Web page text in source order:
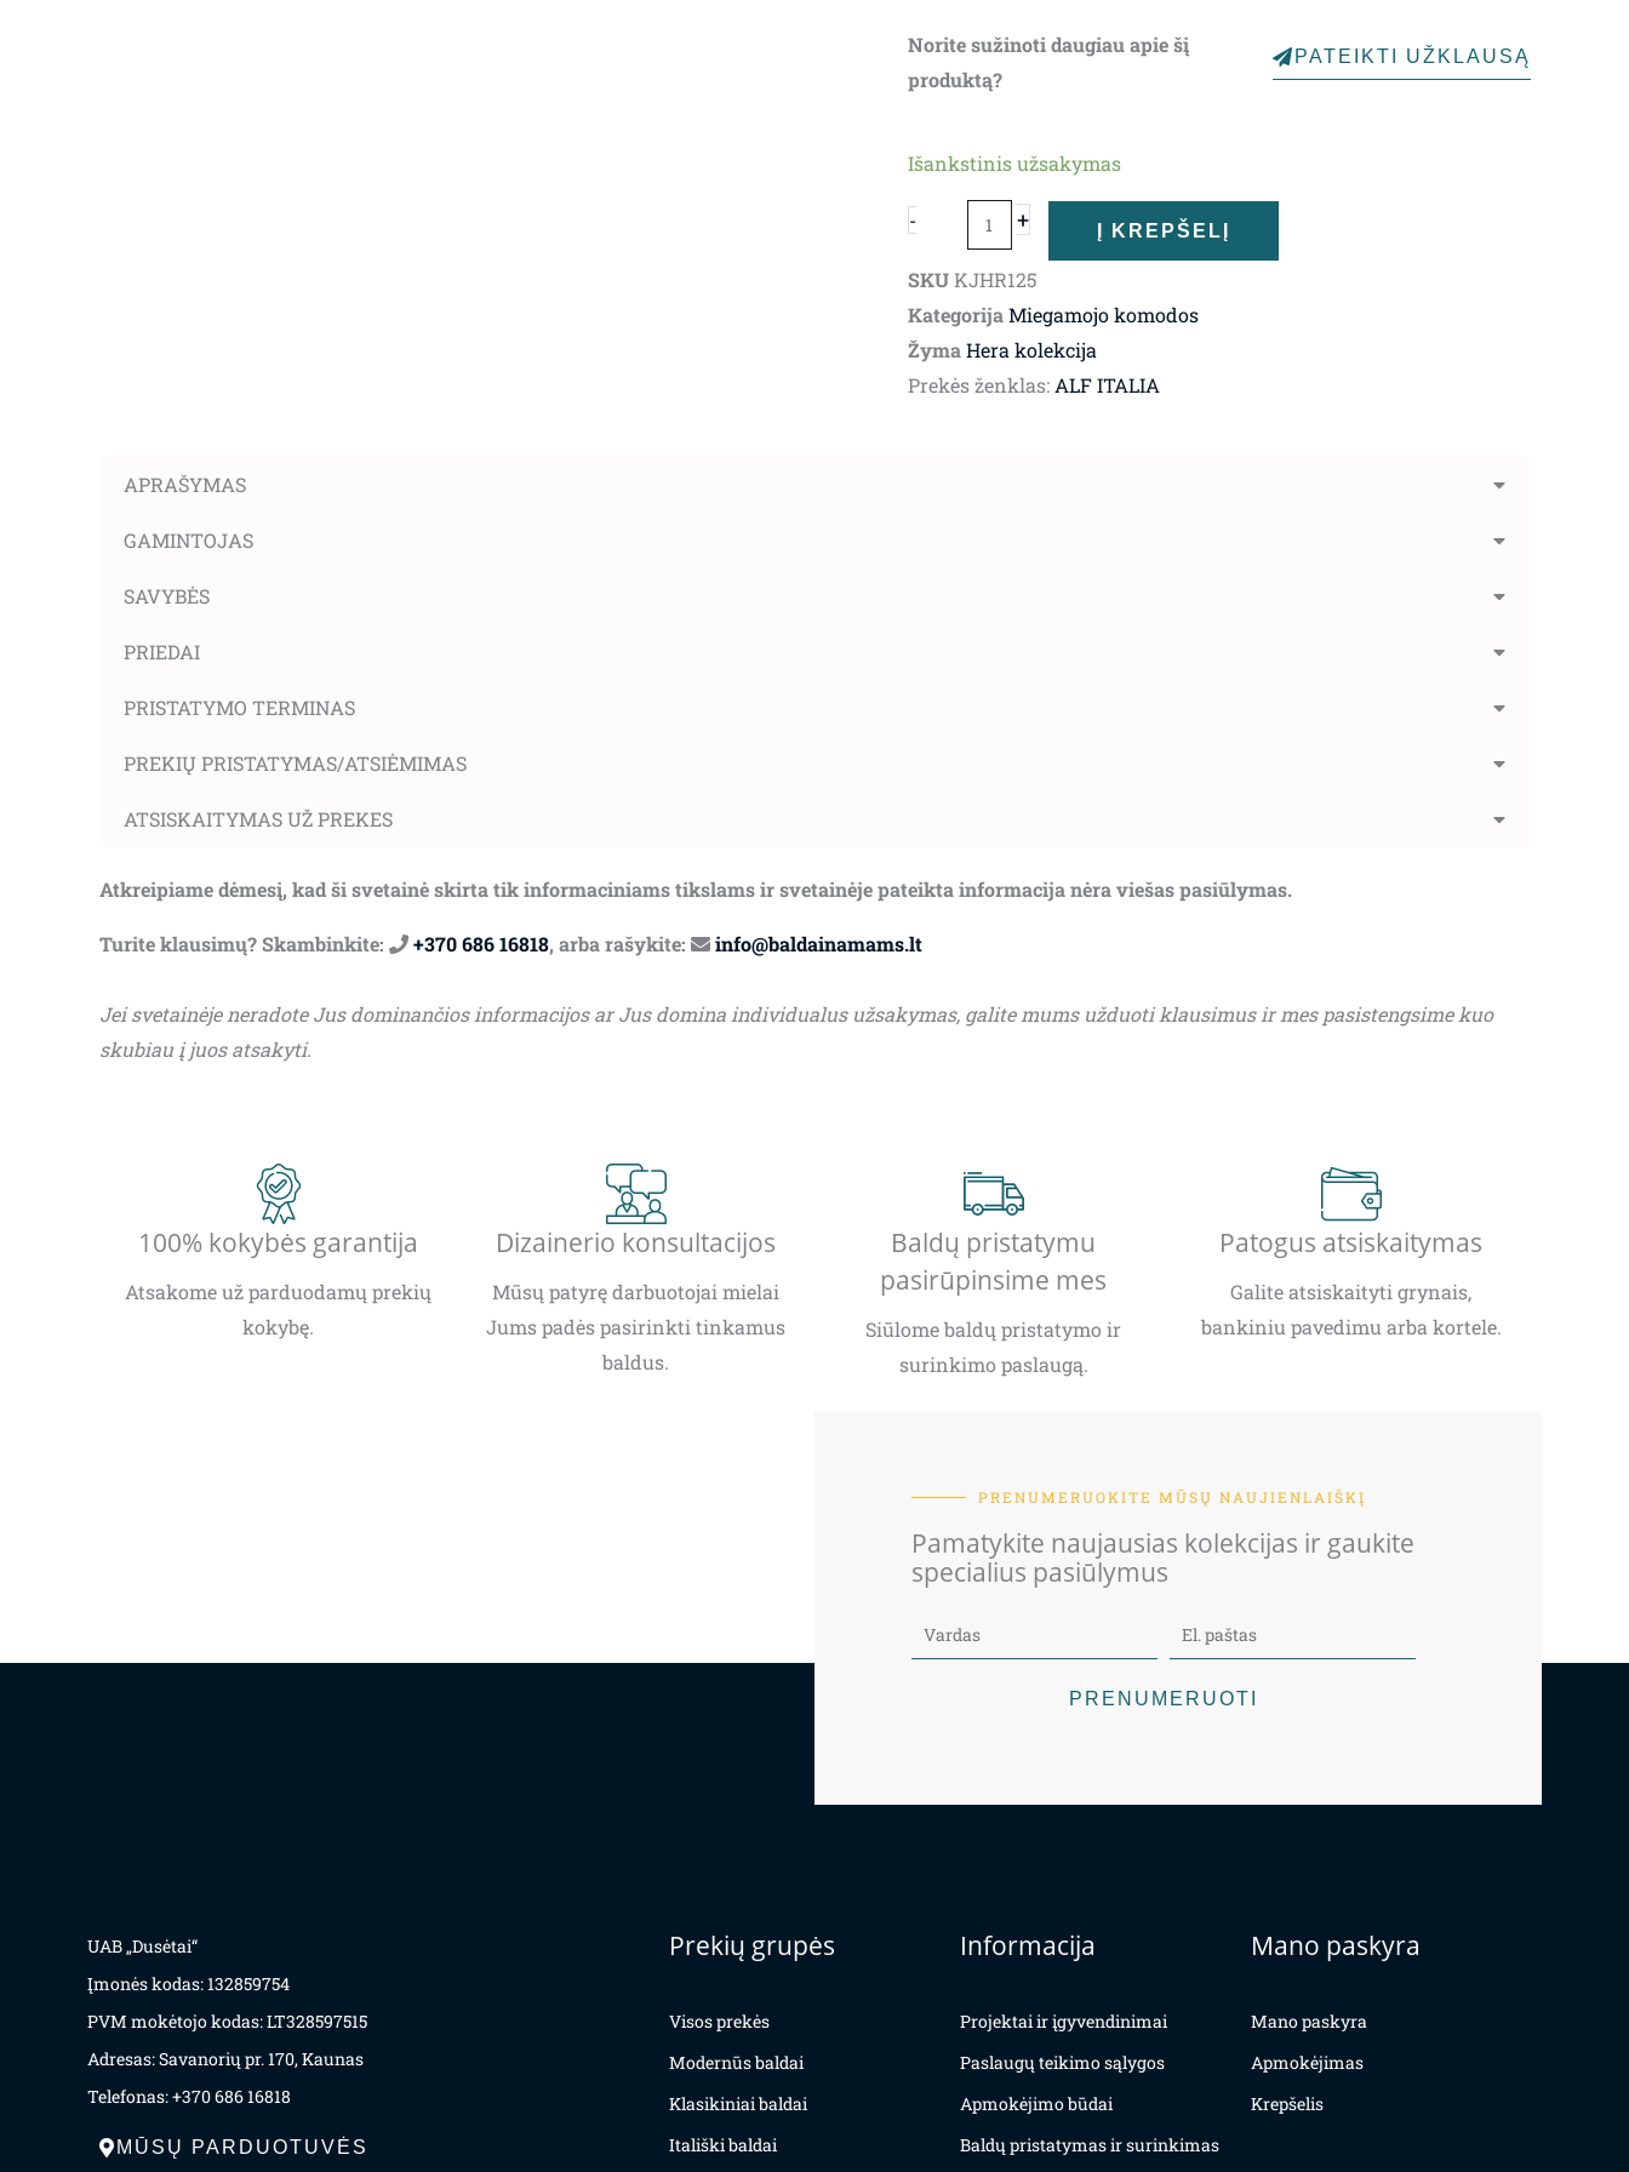
Norite sužinoti daugiau apie šį
produktą?
PATEIKTI UŽKLAUSĄ
Išankstinis užsakymas
-
kiekis:
Miegamojo
komoda
Hera
+ Į KREPŠELĮ
SKUKJHR125
KategorijaMiegamojo komodos
ŽymaHera kolekcija
Prekės ženklas: ALF ITALIA
APRAŠYMAS
GAMINTOJAS
SAVYBĖS
PRIEDAI
PRISTATYMO TERMINAS
PREKIŲ PRISTATYMAS/ATSIĖMIMAS
ATSISKAITYMAS UŽ PREKES
Atkreipiame dėmesį, kad ši svetainė skirta tik informaciniams tikslams ir svetainėje pateikta informacija nėra viešas pasiūlymas.
Turite klausimų? Skambinkite: +370 686 16818, arba rašykite: info@baldainamams.lt
Jei svetainėje neradote Jus dominančios informacijos ar Jus domina individualus užsakymas, galite mums užduoti klausimus ir mes pasistengsime kuo
skubiau į juos atsakyti.
100% kokybės garantija
Atsakome už parduodamų prekių
kokybę.
Dizainerio konsultacijos
Mūsų patyrę darbuotojai mielai
Jums padės pasirinkti tinkamus
baldus.
Baldų pristatymu
pasirūpinsime mes
Siūlome baldų pristatymo ir
surinkimo paslaugą.
Patogus atsiskaitymas
Galite atsiskaityti grynais,
bankiniu pavedimu arba kortele.
PRENUMERUOKITE MŪSŲ NAUJIENLAIŠKĮ
Pamatykite naujausias kolekcijas ir gaukite
specialius pasiūlymus
PRENUMERUOTI
UAB „Dusėtai“
Įmonės kodas: 132859754
PVM mokėtojo kodas: LT328597515
Adresas: Savanorių pr. 170, Kaunas
Telefonas: +370 686 16818
MŪSŲ PARDUOTUVĖS
Prekių grupės
Visos prekės
Modernūs baldai
Klasikiniai baldai
Itališki baldai
Informacija
Projektai ir įgyvendinimai
Paslaugų teikimo sąlygos
Apmokėjimo būdai
Baldų pristatymas ir surinkimas
Mano paskyra
Mano paskyra
Apmokėjimas
Krepšelis